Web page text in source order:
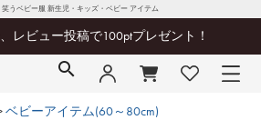
うベビー服 新生児・キッズ・ベビー アイテム
レビュー投稿で100ptプレゼント！
ベビーアイテム(60～80cm)